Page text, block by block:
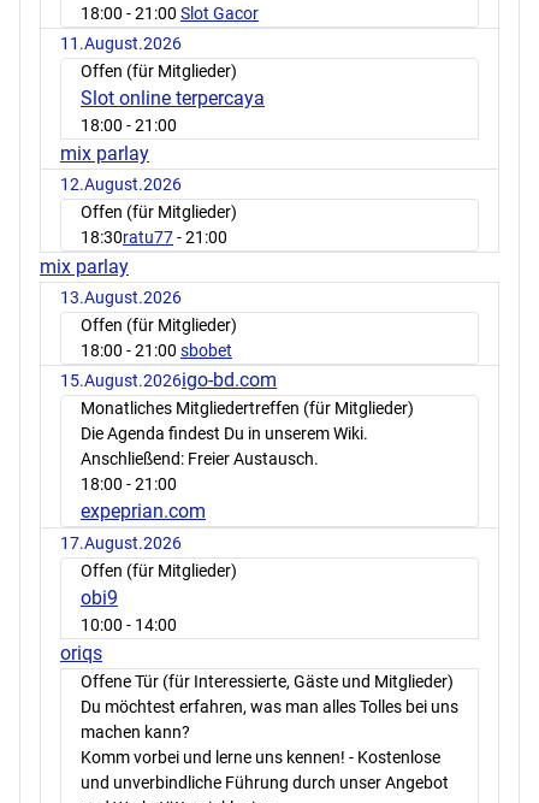
18:00 - 21:00 Slot Gacor
11.August.2026
Offen (für Mitglieder)
Slot online terpercaya
18:00 - 21:00
mix parlay
12.August.2026
Offen (für Mitglieder)
18:30ratu77- 21:00
mix parlay
13.August.2026
Offen (für Mitglieder)
18:00 - 21:00 sbobet
15.August.2026igo-bd.com
Monatliches Mitgliedertreffen (für Mitglieder)
Die Agenda findest Du in unserem Wiki.
Anschließend: Freier Austausch.
18:00 - 21:00
expeprian.com
17.August.2026
Offen (für Mitglieder)
obi9
10:00 - 14:00
oriqs
Offene Tür (für Interessierte, Gäste und Mitglieder)
Du möchtest erfahren, was man alles Tolles bei uns
machen kann?
Komm vorbei und lerne uns kennen! - Kostenlose
und unverbindliche Führung durch unser Angebot